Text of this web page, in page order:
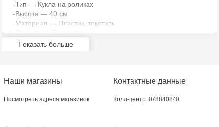
MultiStore Căușeni- str. Iurii Gagarin 24
-Тип — Кукла на роликах
-Высота — 40 см
-Материал — Пластик, текстиль
-Подвижность — Руки, ноги, голова
Показать больше
Наши магазины
Посмотреть адреса магазинов
Контактные данные
Колл-центр: 078840840